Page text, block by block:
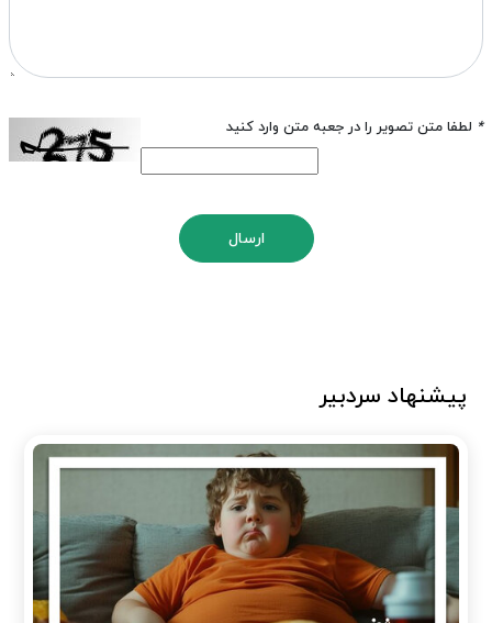
* لطفا متن تصویر را در جعبه متن وارد کنید
ارسال
پیشنهاد سردبیر